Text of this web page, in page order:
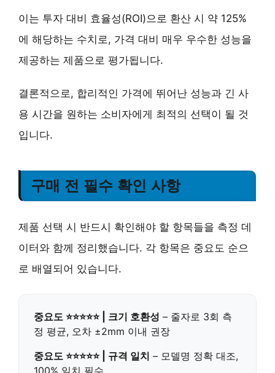
이는 투자 대비 효율성(ROI)으로 환산 시 약 125%
에 해당하는 수치로, 가격 대비 매우 우수한 성능을
제공하는 제품으로 평가됩니다.
결론적으로, 합리적인 가격에 뛰어난 성능과 긴 사
용 시간을 원하는 소비자에게 최적의 선택이 될 것
입니다.
구매 전 필수 확인 사항
제품 선택 시 반드시 확인해야 할 항목들을 측정 데
이터와 함께 정리했습니다. 각 항목은 중요도 순으
로 배열되어 있습니다.
중요도 ⭐⭐⭐⭐⭐ | 크기 호환성 – 줄자로 3회 측
정 평균, 오차 ±2mm 이내 권장
중요도 ⭐⭐⭐⭐⭐ | 규격 일치 – 모델명 정확 대조,
100% 일치 필수